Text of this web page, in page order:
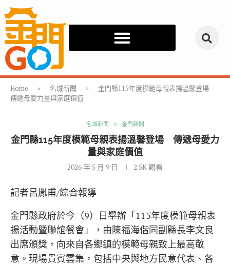
Home » 名城新聞 »
金門縣115年度模範母親表揚溫馨登場
傳遞母愛力量與家庭價值
名城新聞 金門新聞
金門縣115年度模範母親表揚溫馨登場 傳遞母愛力
量與家庭價值
2026 年 5 月 9 日 2.5K觀看
記者呂胤甫/綜合報導
金門縣政府於今（9）日舉辦「115年度模範母親表
揚活動暨聯誼餐會」，由陳福海偕同副縣長李文良
出席頒獎，向來自各鄉鎮的模範母親致上最高敬
意。現場貴賓雲集，包括中央與地方民意代表、各